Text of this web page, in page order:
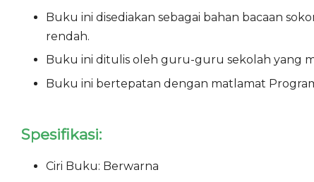
Buku ini disediakan sebagai bahan bacaan
rendah.
Buku ini ditulis oleh guru-guru sekolah yang
Buku ini bertepatan dengan matlamat
Spesifikasi:
Ciri Buku: Berwarna